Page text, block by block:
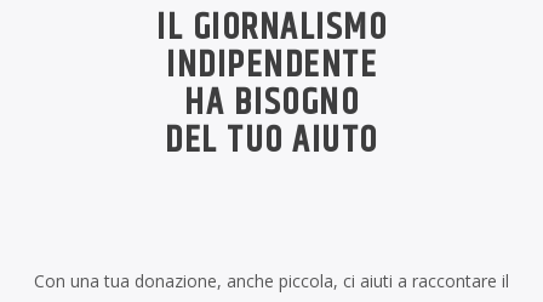
IL GIORNALISMO
INDIPENDENTE
HA BISOGNO
DEL TUO AIUTO
Con una tua donazione, anche piccola, ci aiuti a raccontare il